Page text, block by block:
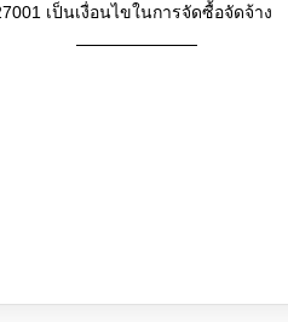
เป็นเงื่อนไขในการจัดซื้อจัดจ้าง